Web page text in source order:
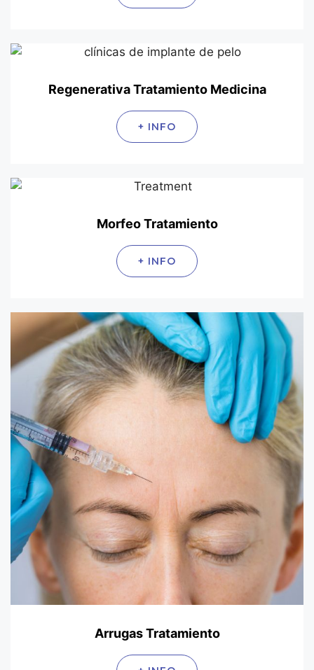
Regenerativa Tratamiento Medicina
+ INFO
Morfeo Tratamiento
+ INFO
Arrugas Tratamiento